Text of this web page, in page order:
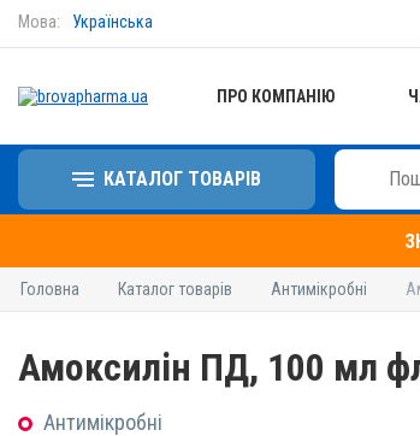
Мова: Українська
ПРО КОМПАНІЮ
КАТАЛОГ ТОВАРІВ
Головна Каталог товарів Антимікробні
Амоксилін ПД, 100 мл
Антимікробні